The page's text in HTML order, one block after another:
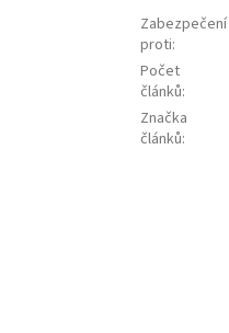
Zabezpečení
proti:
Počet
článků:
Značka
článků: